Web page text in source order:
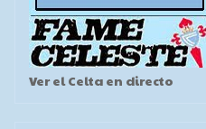
Ver el Celta en directo